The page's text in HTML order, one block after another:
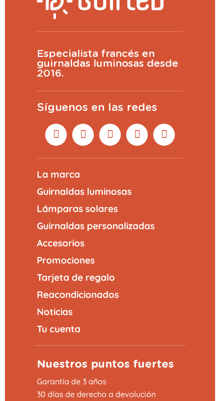
Especialista francés en
guirnaldas luminosas desde
2016.
Síguenos en las redes
La marca
Guirnaldas luminosas
Lámparas solares
Guirnaldas personalizadas
Accesorios
Promociones
Tarjeta de regalo
Reacondicionados
Noticias
Tu cuenta
Nuestros puntos fuertes
Garantía de 3 años
30 días de derecho a devolución